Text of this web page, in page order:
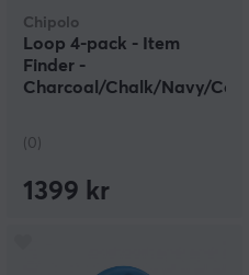
Chipolo
Loop 4-pack - Item
Finder -
Charcoal/Chalk/Navy/Coral
(0)
1399 kr